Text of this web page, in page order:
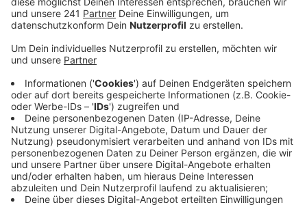
aktuell auf Platz 8.
Veröffentlicht:Montag, 10.05.2021 07:51
Die Stadt kann sich die hohen Zahlen nicht erklären
und spricht von einem diffusen Infektionsgeschehen.
Die Verwaltung hatte zuletzt allerdings eingeräumt,
dass die Kontaktnachverfolgung zu langsam erfolge –
hier will sie jetzt mehr Tempo machen, um
Infektionsketten schneller zu durchbrechen. Die Stadt